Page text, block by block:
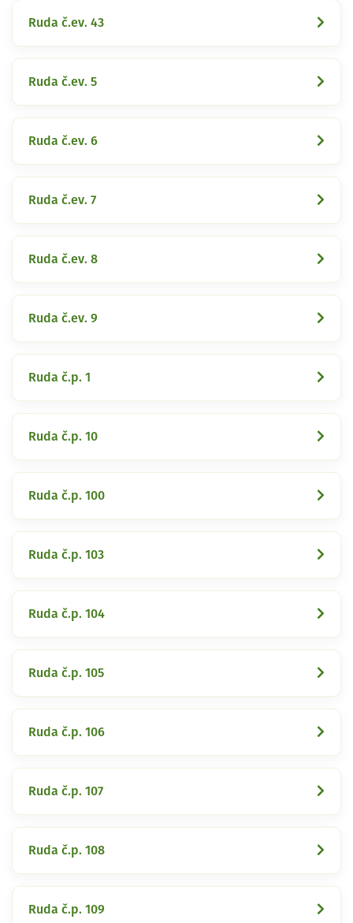
Ruda č.ev. 43
Ruda č.ev. 5
Ruda č.ev. 6
Ruda č.ev. 7
Ruda č.ev. 8
Ruda č.ev. 9
Ruda č.p. 1
Ruda č.p. 10
Ruda č.p. 100
Ruda č.p. 103
Ruda č.p. 104
Ruda č.p. 105
Ruda č.p. 106
Ruda č.p. 107
Ruda č.p. 108
Ruda č.p. 109